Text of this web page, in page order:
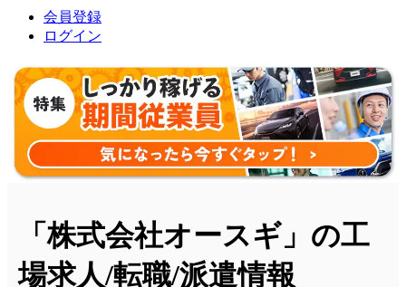
会員登録
ログイン
「株式会社オースギ」の工
場求人/転職/派遣情報